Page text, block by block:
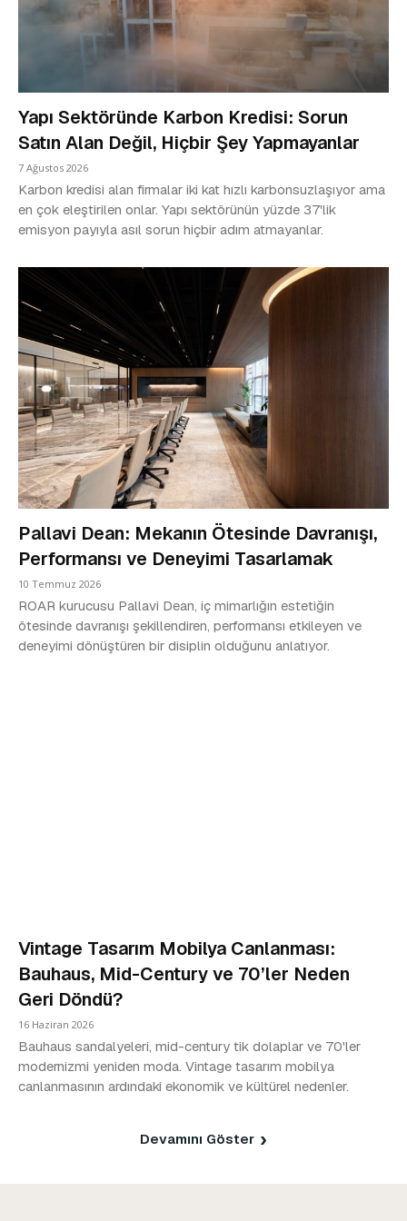
Yapı Sektöründe Karbon Kredisi: Sorun
Satın Alan Değil, Hiçbir Şey Yapmayanlar
7 Ağustos 2026
Karbon kredisi alan firmalar iki kat hızlı karbonsuzlaşıyor ama
en çok eleştirilen onlar. Yapı sektörünün yüzde 37'lik
emisyon payıyla asıl sorun hiçbir adım atmayanlar.
Pallavi Dean: Mekanın Ötesinde Davranışı,
Performansı ve Deneyimi Tasarlamak
10 Temmuz 2026
ROAR kurucusu Pallavi Dean, iç mimarlığın estetiğin
ötesinde davranışı şekillendiren, performansı etkileyen ve
deneyimi dönüştüren bir disiplin olduğunu anlatıyor.
Vintage Tasarım Mobilya Canlanması:
Bauhaus, Mid-Century ve 70’ler Neden
Geri Döndü?
16 Haziran 2026
Bauhaus sandalyeleri, mid-century tik dolaplar ve 70'ler
modernizmi yeniden moda. Vintage tasarım mobilya
canlanmasının ardındaki ekonomik ve kültürel nedenler.
Devamını Göster